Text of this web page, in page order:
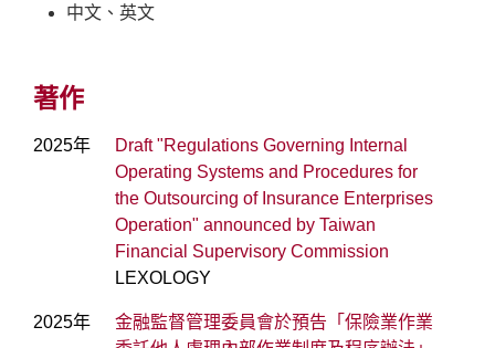
中文、英文
著作
2025年
Draft "Regulations Governing Internal
Operating Systems and Procedures for
the Outsourcing of Insurance Enterprises
Operation" announced by Taiwan
Financial Supervisory Commission
LEXOLOGY
2025年
金融監督管理委員會於預告「保險業作業